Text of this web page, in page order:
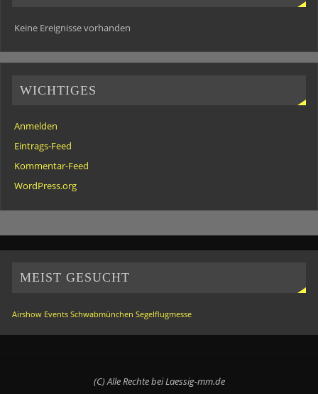
Keine Ereignisse vorhanden
WICHTIGES
Anmelden
Eintrags-Feed
Kommentar-Feed
WordPress.org
MEIST GESUCHT
Airshow Events Schwabmünchen Segelflugmesse
(C) Alle Rechte bei Laessig-mm.de